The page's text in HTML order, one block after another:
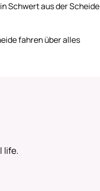
Schwert aus der Scheide
fahren über alles
life.